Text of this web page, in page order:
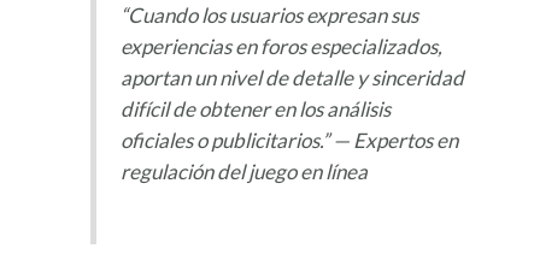
“Cuando los usuarios expresan sus
experiencias en foros especializados,
aportan un nivel de detalle y sinceridad
difícil de obtener en los análisis
oficiales o publicitarios.” — Expertos en
regulación del juego en línea